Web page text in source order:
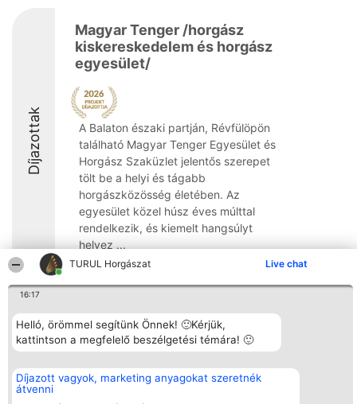
TURUL Horgászat Live chat
16:17
Helló, örömmel segítünk Önnek! 🙂Kérjük,
kattintson a megfelelő beszélgetési témára! 🙂
Díjazott vagyok, marketing anyagokat szeretnék
átvenni
Díjazottak
Magyar Tenger /horgász
kiskereskedelem és horgász
egyesület/
A Balaton északi partján, Révfülöpön
található Magyar Tenger Egyesület és
Horgász Szaküzlet jelentős szerepet
tölt be a helyi és tágabb
horgászközösség életében. Az
egyesület közel húsz éves múlttal
rendelkezik, és kiemelt hangsúlyt
helyez ...
8.5
Rangsorszervező
SC Beautiful Company S.R.L.
Bulevardul Aleea Timișul De
4, Ap. 13
Bukarest 53-238
Adószám 36737675
Népszavazás
Nyertesek
Az összes
listája
Elérhetőség